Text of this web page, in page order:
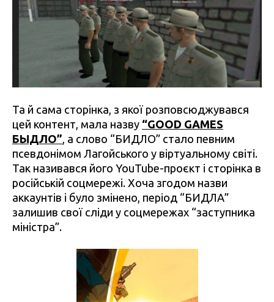
Та й сама сторінка, з якої розповсюджувався
цей контент, мала назву “GOOD GAMES
БЫДЛО”, а слово “БИДЛО” стало певним
псевдонімом Лагойського у віртуальному світі.
Так називався його YouTube-проєкт і сторінка в
російській соцмережі. Хоча згодом назви
аккаунтів і було змінено, період “БИДЛА”
залишив свої сліди у соцмережах “заступника
міністра”.